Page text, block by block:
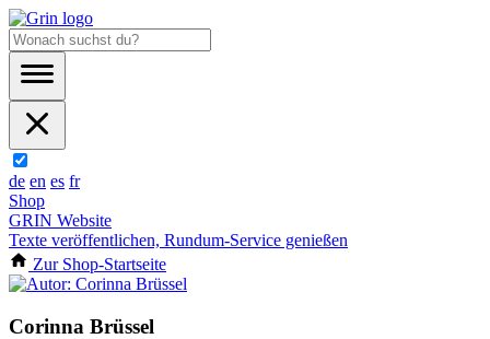
de en es fr
Shop
GRIN Website
Texte veröffentlichen, Rundum-Service genießen
Zur Shop-Startseite
Corinna Brüssel